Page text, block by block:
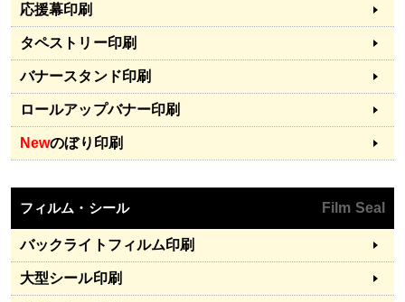
応援幕印刷
タペストリー印刷
バナースタンド印刷
ロールアップバナー印刷
Newのぼり印刷
フィルム・シール Film Seal
バックライトフィルム印刷
大型シール印刷